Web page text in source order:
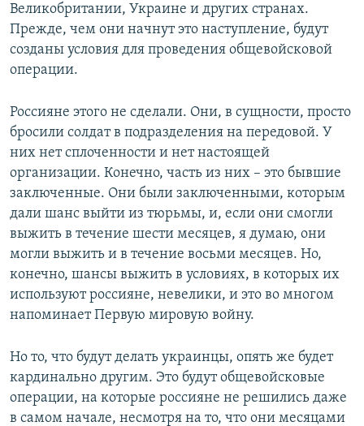
Великобритании, Украине и других странах.
Прежде, чем они начнут это наступление, будут
созданы условия для проведения общевойсковой
операции.
Россияне этого не сделали. Они, в сущности, просто
бросили солдат в подразделения на передовой. У
них нет сплоченности и нет настоящей
организации. Конечно, часть из них – это бывшие
заключенные. Они были заключенными, которым
дали шанс выйти из тюрьмы, и, если они смогли
выжить в течение шести месяцев, я думаю, они
могли выжить и в течение восьми месяцев. Но,
конечно, шансы выжить в условиях, в которых их
используют россияне, невелики, и это во многом
напоминает Первую мировую войну.
Но то, что будут делать украинцы, опять же будет
кардинально другим. Это будут общевойсковые
операции, на которые россияне не решились даже
в самом начале, несмотря на то, что они месяцами